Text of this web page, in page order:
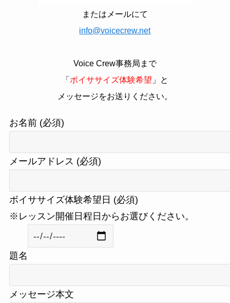
またはメールにて
info@voicecrew.net
Voice Crew事務局まで
「 ボイササイズ体験希望 」と
メッセージをお送りください。
お名前 (必須)
メールアドレス (必須)
ボイササイズ体験希望日 (必須)
※レッスン開催日程日からお選びください。
題名
メッセージ本文